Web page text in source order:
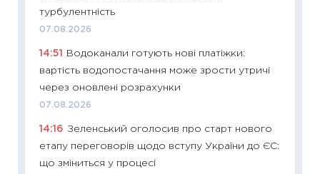
турбулентність
07.08.2026
14:51
Водоканали готують нові платіжки:
вартість водопостачання може зрости утричі
через оновлені розрахунки
07.08.2026
14:16 Зеленський оголосив про старт нового
етапу переговорів щодо вступу України до ЄС:
що зміниться у процесі